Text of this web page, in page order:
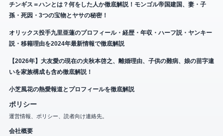
チンギス＝ハンとは？何をした人か徹底解説！モンゴル帝国建国、妻・子
孫・死因・3つの宝物とヤサの秘密！
オリックス投手九里亜蓮のプロフィール・経歴・年収・ハーフ説・ヤンキー
説・移籍理由を2024年最新情報で徹底解説
【2026年】大友愛の現在の夫秋本啓之、離婚理由、子供の難病、娘の苗字違
いを家族構成も含め徹底解説！
小芝風花の熱愛報道とプロフィールを徹底解説
ポリシー
運営情報、ポリシー、読者向け連絡先。
会社概要